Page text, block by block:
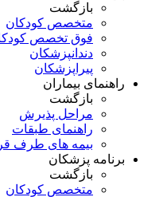
بازگشت
متخصص کودکان
فوق تخصص
دندانپزشکان
پیراپزشکان
راهنمای بیماران
بازگشت
مراحل پذیرش
راهنمای طبقات
بیمه های طرف
برنامه پزشکان
بازگشت
متخصص کودکان